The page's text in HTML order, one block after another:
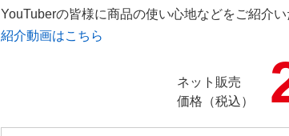
YouTuberの皆様に商品の使い心地などをご紹介い
紹介動画はこちら
ネット販売
価格（税込）